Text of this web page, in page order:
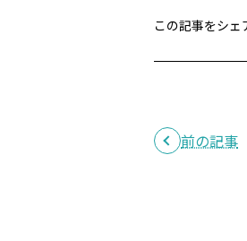
この記事をシェ
前の記事